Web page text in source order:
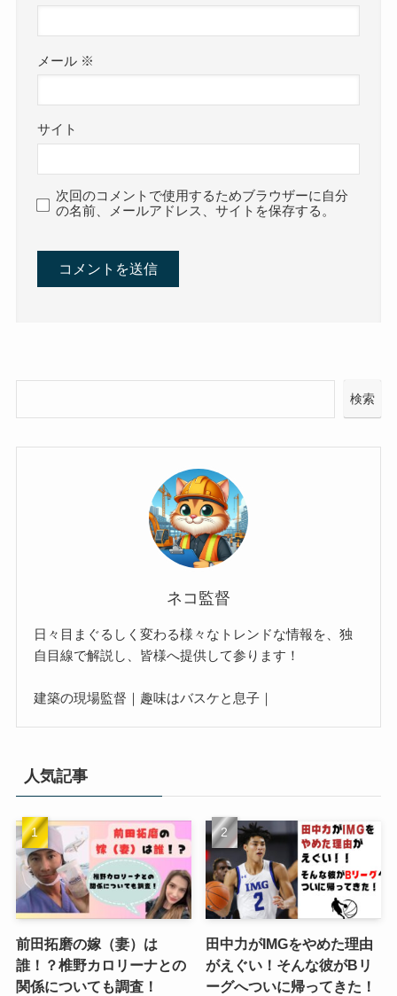
メール ※
サイト
次回のコメントで使用するためブラウザーに自分
の名前、メールアドレス、サイトを保存する。
検索
ネコ監督
日々目まぐるしく変わる様々なトレンドな情報を、独
自目線で解説し、皆様へ提供して参ります！
建築の現場監督｜趣味はバスケと息子｜
人気記事
前田拓磨の嫁（妻）は
誰！？椎野カロリーナとの
関係についても調査！
田中力がIMGをやめた理由
がえぐい！そんな彼がBリ
ーグへついに帰ってきた！